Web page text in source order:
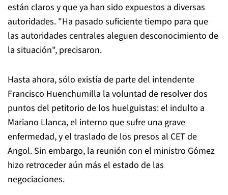
están claros y que ya han sido expuestos a diversas
autoridades. "Ha pasado suficiente tiempo para que
las autoridades centrales aleguen desconocimiento de
la situación", precisaron.
Hasta ahora, sólo existía de parte del intendente
Francisco Huenchumilla la voluntad de resolver dos
puntos del petitorio de los huelguistas: el indulto a
Mariano Llanca, el interno que sufre una grave
enfermedad, y el traslado de los presos al CET de
Angol. Sin embargo, la reunión con el ministro Gómez
hizo retroceder aún más el estado de las
negociaciones.